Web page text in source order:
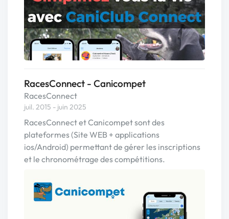
RacesConnect - Canicompet
RacesConnect
juil. 2015 - juin 2025
RacesConnect et Canicompet sont des
plateformes (Site WEB + applications
ios/Android) permettant de gérer les inscriptions
et le chronométrage des compétitions.